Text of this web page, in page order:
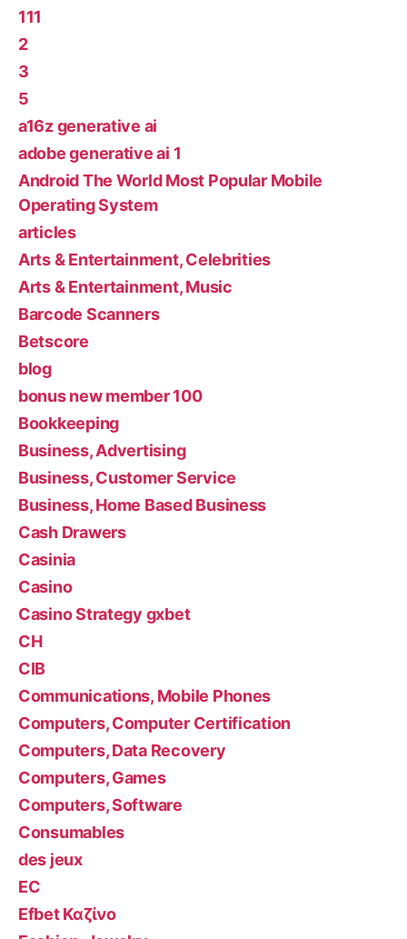
111
2
3
5
a16z generative ai
adobe generative ai 1
Android The World Most Popular Mobile
Operating System
articles
Arts & Entertainment, Celebrities
Arts & Entertainment, Music
Barcode Scanners
Betscore
blog
bonus new member 100
Bookkeeping
Business, Advertising
Business, Customer Service
Business, Home Based Business
Cash Drawers
Casinia
Casino
Casino Strategy gxbet
CH
CIB
Communications, Mobile Phones
Computers, Computer Certification
Computers, Data Recovery
Computers, Games
Computers, Software
Consumables
des jeux
EC
Efbet Καζίνο